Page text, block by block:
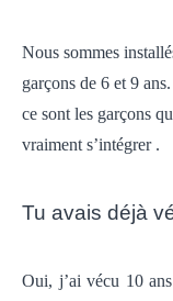
Nous sommes
garçons de 6 et 9
ce sont les garçons
vraiment s’intégrer .
Tu avais déjà
Oui, j’ai vécu 10